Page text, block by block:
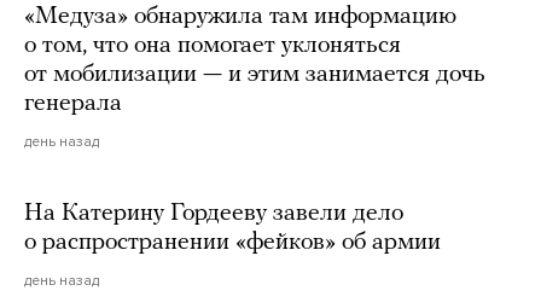
«Медуза» обнаружила там информацию
о том, что она помогает уклоняться
от мобилизации — и этим занимается дочь
генерала
день назад
На Катерину Гордееву завели дело
о распространении «фейков» об армии
день назад